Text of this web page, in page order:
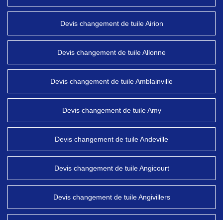
Devis changement de tuile Airion
Devis changement de tuile Allonne
Devis changement de tuile Amblainville
Devis changement de tuile Amy
Devis changement de tuile Andeville
Devis changement de tuile Angicourt
Devis changement de tuile Angivillers